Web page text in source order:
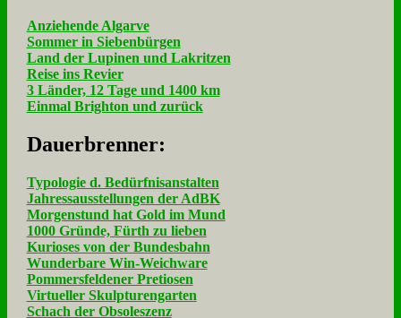
Anziehende Algarve
Sommer in Siebenbürgen
Land der Lupinen und Lakritzen
Reise ins Revier
3 Länder, 12 Tage und 1400 km
Einmal Brighton und zurück
Dau­er­bren­ner:
Typologie d. Bedürfnisanstalten
Jahressausstellungen der AdBK
Morgenstund hat Gold im Mund
1000 Gründe, Fürth zu lieben
Kurioses von der Bundesbahn
Wunderbare Win-Weichware
Pommersfeldener Pretiosen
Virtueller Skulpturengarten
Schach der Obsoleszenz